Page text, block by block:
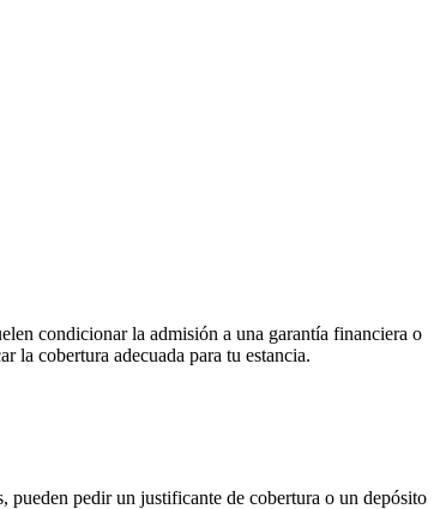
condicionar la admisión a una garantía financiera o
la cobertura adecuada para tu estancia.
pueden pedir un justificante de cobertura o un depósito